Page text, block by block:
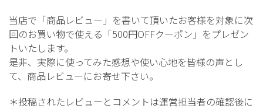
当店で「商品レビュー」を書いて頂いたお客様を対象に次
回のお買い物で使える「500円OFFクーポン」をプレゼン
トいたします。
是非、実際に使ってみた感想や使い心地を皆様の声とし
て、商品レビューにお寄せ下さい。
＊投稿されたレビューとコメントは運営担当者の確認後に